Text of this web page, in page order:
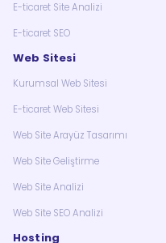
E-ticaret Site Analizi
E-ticaret SEO
Web Sitesi
Kurumsal Web Sitesi
E-ticaret Web Sitesi
Web Site Arayüz Tasarımı
Web Site Geliştirme
Web Site Analizi
Web Site SEO Analizi
Hosting